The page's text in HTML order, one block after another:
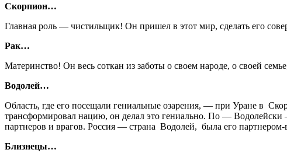
Скорпион…
Главная роль — чистильщик! Он пришел в этот мир, сделать его
Рак…
Материнство! Он весь соткан из заботы о своем народе, о своей
Водолей…
Область, где его посещали гениальные озарения, — при Уране в
трансформировал нацию, он делал это гениально. По —
партнеров и врагов. Россия — страна Водолей, была его партнером-
Близнецы…